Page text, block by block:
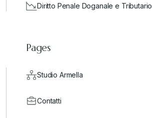
Diritto Penale Doganale e Tributario
Pages
Studio Armella
Contatti